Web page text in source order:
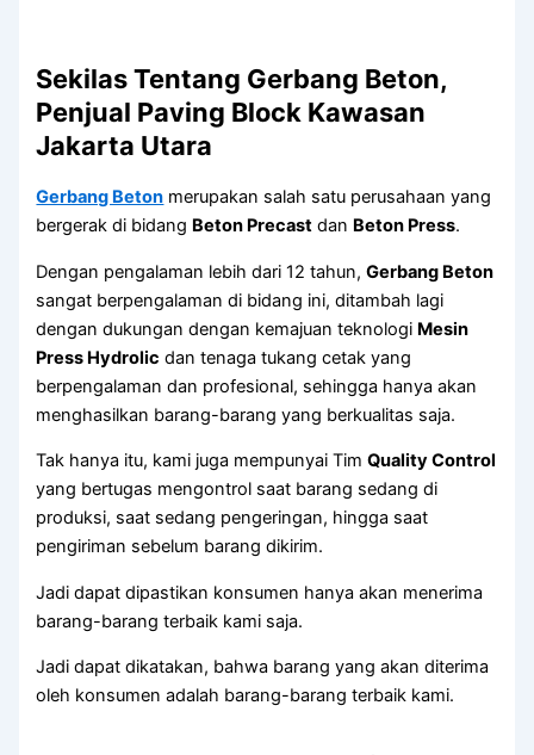
Sekilas Tentang Gerbang Beton,
Penjual Paving Block Kawasan
Jakarta Utara
Gerbang Beton merupakan salah satu perusahaan yang
bergerak di bidang Beton Precast dan Beton Press.
Dengan pengalaman lebih dari 12 tahun,Gerbang Beton
sangat berpengalaman di bidang ini, ditambah lagi
dengan dukungan dengan kemajuan teknologi Mesin
Press Hydrolic dan tenaga tukang cetak yang
berpengalaman dan profesional, sehingga hanya akan
menghasilkan barang-barang yang berkualitas saja.
Tak hanya itu, kami juga mempunyai TimQuality Control
yang bertugas mengontrol saat barang sedang di
produksi, saat sedang pengeringan, hingga saat
pengiriman sebelum barang dikirim.
Jadi dapat dipastikan konsumen hanya akan menerima
barang-barang terbaik kami saja.
Jadi dapat dikatakan, bahwa barang yang akan diterima
oleh konsumen adalah barang-barang terbaik kami.